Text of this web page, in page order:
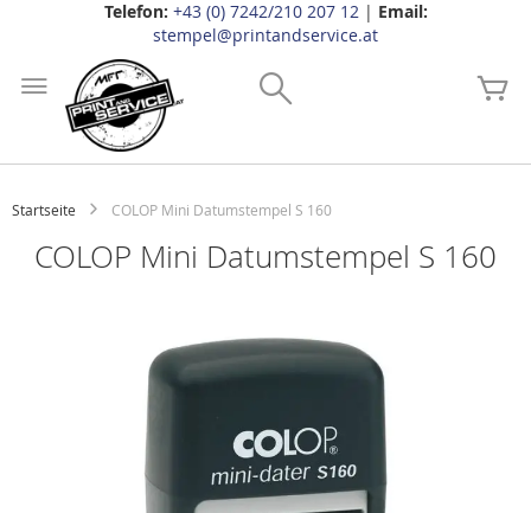
Telefon: +43 (0) 7242/210 207 12| Email:
stempel@printandservice.at
Inhalt
springen
Startseite COLOP Mini Datumstempel S 160
COLOP Mini Datumstempel S 160